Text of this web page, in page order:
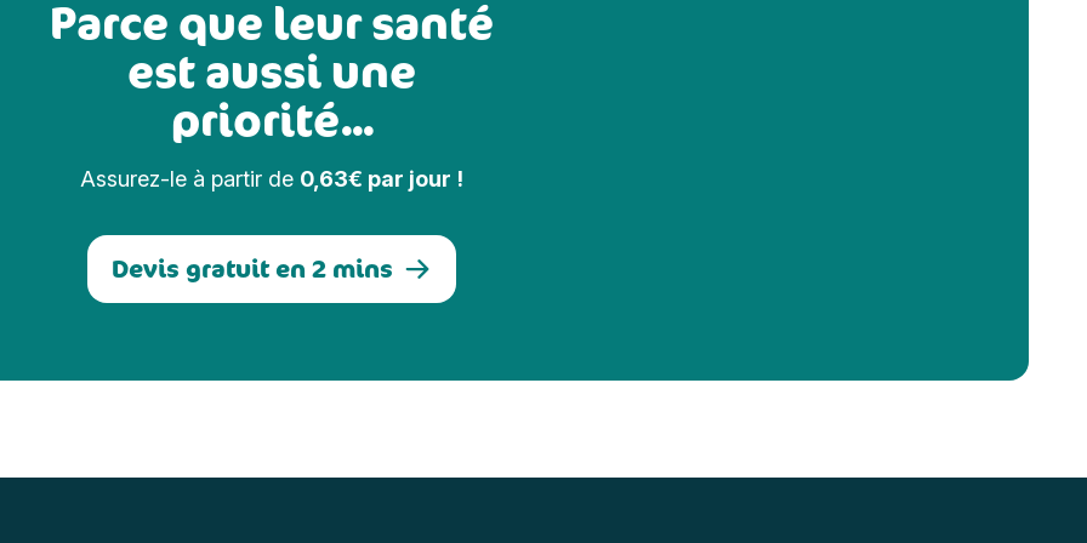
Parce que leur santé
est aussi une
priorité...
Assurez-le à partir de 0,63€ par jour !
Devis gratuit en 2 mins